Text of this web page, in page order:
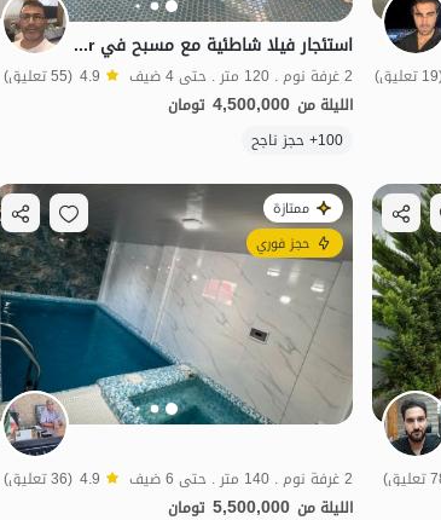
الموقع على الخريطة
استئجار فيلا شاطئية مع مسبح في Fereydunkenar
2 غرفة نوم . 120 متر . حتى 4 ضيف 4.9 (55 تعليق)
الليلة من 4,500,000 تومان
100+ حجز ناجح
ممتازة
حجز فوري
2 غرفة نوم . 140 متر . حتى 6 ضيف 4.9 (36 تعليق)
الليلة من 5,500,000 تومان